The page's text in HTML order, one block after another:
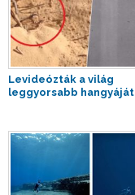
Levideózták a világ
leggyorsabb hangyáját